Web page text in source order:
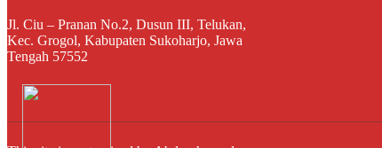
Jl. Ciu – Pranan No.2, Dusun III, Telukan,
Kec. Grogol, Kabupaten Sukoharjo, Jawa
Tengah 57552